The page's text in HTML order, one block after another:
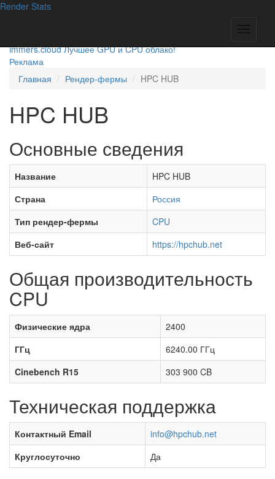
Render Stats
immers.cloud Лучшее GPU и CPU облако!
Реклама
Главная
Рендер-фермы HPC HUB
HPC HUB
Основные сведения
Название
HPC HUB
Страна
Россия
Тип рендер-фермы
CPU
Веб-сайт
https://hpchub.net
Общая производительность
CPU
Физические ядра
2400
ГГц
6240.00 ГГц
Cinebench R15
303 900 CB
Техническая поддержка
Контактный Email
info@hpchub.net
Круглосуточно
Да